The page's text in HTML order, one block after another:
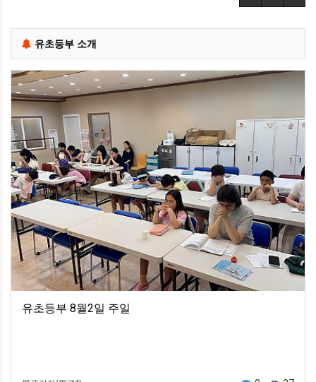
유초등부 소개
유초등부 8월2일 주일